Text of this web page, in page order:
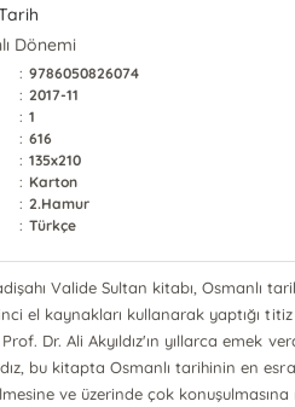
Dönemi
: 9786050826074
: 2017-11
: 1
: 616
: 135x210
: Karton
: 2.Hamur
: Türkçe
Valide Sultan kitabı, Osmanlı
el kaynakları kullanarak yaptığı
Prof. Dr. Ali Akyıldız'ın yıllarca emek
bu kitapta Osmanlı tarihinin en
ve üzerinde çok